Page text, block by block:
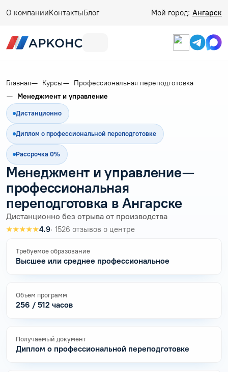
О компанииКонтактыБлог Мой город: Ангарск
Главная Курсы
Профессиональная переподготовка
Менеджмент и управление
Дистанционно
Диплом о профессиональной переподготовке
Рассрочка 0%
Менеджмент и управление —
профессиональная
переподготовка в Ангарске
Дистанционно без отрыва от производства
★★★★★4.9· 1526 отзывов о центре
Требуемое образование
Высшее или среднее профессиональное
Объем программ
256 / 512 часов
Получаемый документ
Диплом о профессиональной переподготовке